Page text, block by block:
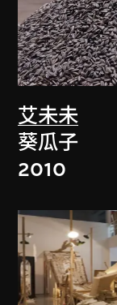
艾未未
葵瓜子
2010